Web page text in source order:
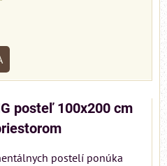
posteľ 100x200 cm
postelí ponúka